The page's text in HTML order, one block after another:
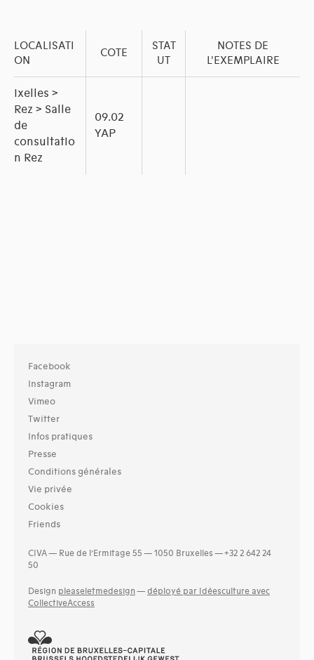
LOCALISATI
ON
COTE
STAT
UT
NOTES DE
L'EXEMPLAIRE
Ixelles >
Rez > Salle
de
consultatio
n Rez
09.02
YAP
Facebook
Instagram
Vimeo
Twitter
Infos pratiques
Presse
Conditions générales
Vie privée
Cookies
Friends
CIVA — Rue de l’Ermitage 55 — 1050 Bruxelles — +32 2 642 24
50
Design pleaseletmedesign — déployé par Idéesculture avec
CollectiveAccess